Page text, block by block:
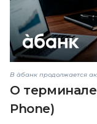
В àбанк продолжается
О
Phone)